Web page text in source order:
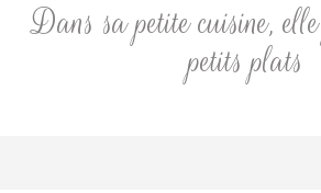
Dans sa petite cuisine,
petits plats